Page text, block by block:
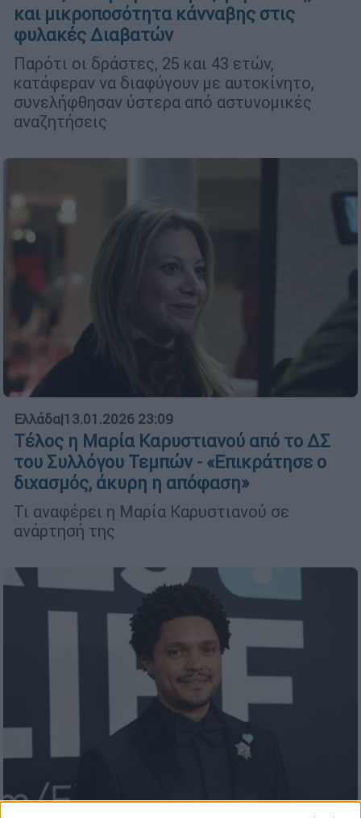
και μικροποσότητα κάνναβης στις
φυλακές Διαβατών
Παρότι οι δράστες, 25 και 43 ετών,
κατάφεραν να διαφύγουν με αυτοκίνητο,
συνελήφθησαν ύστερα από αστυνομικές
αναζητήσεις
Ελλάδα|13.01.2026 23:09
Τέλος η Μαρία Καρυστιανού από το ΔΣ
του Συλλόγου Τεμπών - «Επικράτησε ο
διχασμός, άκυρη η απόφαση»
Τι αναφέρει η Μαρία Καρυστιανού σε
ανάρτησή της